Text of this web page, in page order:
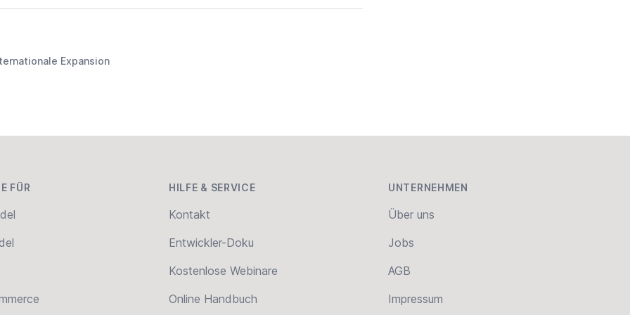
Expansion
FÜR HILFE & SERVICE
Kontakt
Entwickler-Doku
Kostenlose Webinare
Online Handbuch
UNTERNEHMEN
Über uns
Jobs
AGB
Impressum